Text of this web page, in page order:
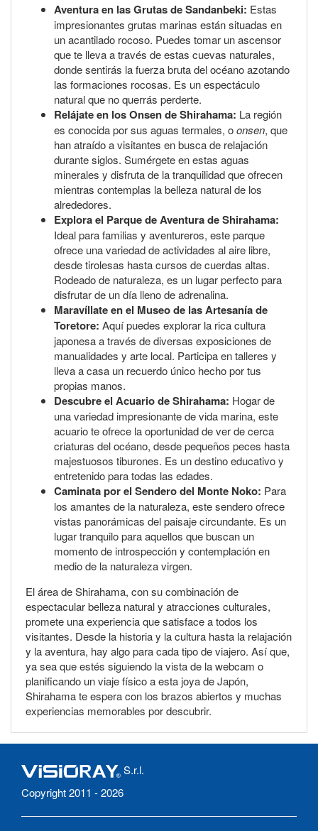
Aventura en las Grutas de Sandanbeki: Estas
impresionantes grutas marinas están situadas en
un acantilado rocoso. Puedes tomar un ascensor
que te lleva a través de estas cuevas naturales,
donde sentirás la fuerza bruta del océano azotando
las formaciones rocosas. Es un espectáculo
natural que no querrás perderte.
Relájate en los Onsen de Shirahama: La región
es conocida por sus aguas termales, oonsen, que
han atraído a visitantes en busca de relajación
durante siglos. Sumérgete en estas aguas
minerales y disfruta de la tranquilidad que ofrecen
mientras contemplas la belleza natural de los
alrededores.
Explora el Parque de Aventura de Shirahama:
Ideal para familias y aventureros, este parque
ofrece una variedad de actividades al aire libre,
desde tirolesas hasta cursos de cuerdas altas.
Rodeado de naturaleza, es un lugar perfecto para
disfrutar de un día lleno de adrenalina.
Maravíllate en el Museo de las Artesanía de
Toretore: Aquí puedes explorar la rica cultura
japonesa a través de diversas exposiciones de
manualidades y arte local. Participa en talleres y
lleva a casa un recuerdo único hecho por tus
propias manos.
Descubre el Acuario de Shirahama: Hogar de
una variedad impresionante de vida marina, este
acuario te ofrece la oportunidad de ver de cerca
criaturas del océano, desde pequeños peces hasta
majestuosos tiburones. Es un destino educativo y
entretenido para todas las edades.
Caminata por el Sendero del Monte Noko: Para
los amantes de la naturaleza, este sendero ofrece
vistas panorámicas del paisaje circundante. Es un
lugar tranquilo para aquellos que buscan un
momento de introspección y contemplación en
medio de la naturaleza virgen.
El área de Shirahama, con su combinación de
espectacular belleza natural y atracciones culturales,
promete una experiencia que satisface a todos los
visitantes. Desde la historia y la cultura hasta la relajación
y la aventura, hay algo para cada tipo de viajero. Así que,
ya sea que estés siguiendo la vista de la webcam o
planificando un viaje físico a esta joya de Japón,
Shirahama te espera con los brazos abiertos y muchas
experiencias memorables por descubrir.
S.r.l.
Copyright 2011 - 2026